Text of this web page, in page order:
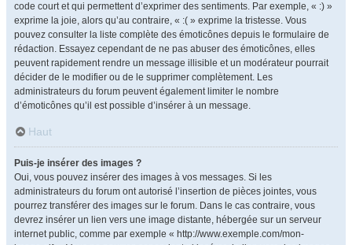
code court et qui permettent d’exprimer des sentiments. Par exemple, « :) »
exprime la joie, alors qu’au contraire, « :( » exprime la tristesse. Vous
pouvez consulter la liste complète des émoticônes depuis le formulaire de
rédaction. Essayez cependant de ne pas abuser des émoticônes, elles
peuvent rapidement rendre un message illisible et un modérateur pourrait
décider de le modifier ou de le supprimer complètement. Les
administrateurs du forum peuvent également limiter le nombre
d’émoticônes qu’il est possible d’insérer à un message.
Haut
Puis-je insérer des images ?
Oui, vous pouvez insérer des images à vos messages. Si les
administrateurs du forum ont autorisé l’insertion de pièces jointes, vous
pourrez transférer des images sur le forum. Dans le cas contraire, vous
devrez insérer un lien vers une image distante, hébergée sur un serveur
internet public, comme par exemple « http://www.exemple.com/mon-